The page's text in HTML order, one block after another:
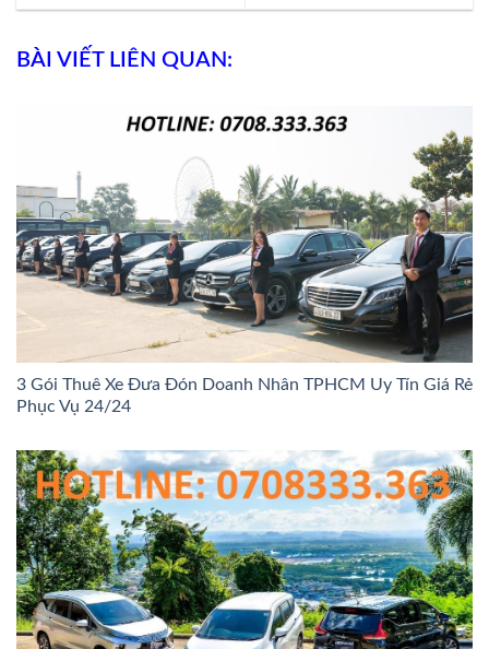
BÀI VIẾT LIÊN QUAN:
3 Gói Thuê Xe Đưa Đón Doanh Nhân TPHCM Uy Tín Giá Rẻ
Phục Vụ 24/24